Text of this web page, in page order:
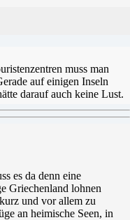
muss man
auf einigen Inseln
darauf auch keine Lust.
es da denn eine
Griechenland lohnen
und vor allem zu
an heimische Seen, in